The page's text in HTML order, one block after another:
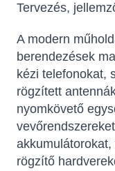
Tervezés,
A modern
berendezések
kézi telefonokat,
rögzített
nyomkövető
rögzítő